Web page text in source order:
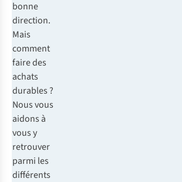
bonne
direction.
Mais
comment
faire des
achats
durables ?
Nous vous
aidons à
vous y
retrouver
parmi les
différents